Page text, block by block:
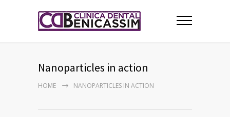
Nanoparticles in action
HOME NANOPARTICLES IN ACTION